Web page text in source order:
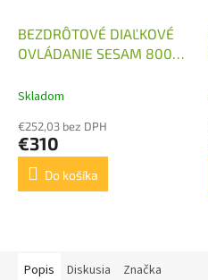
BEZDRÔTOVÉ DIAĽKOVÉ
OVLÁDANIE SESAM 800
PROGRAMOVATEĽNÝ 10-
Skladom
€252,03 bez DPH
€310
Do košíka
Popis Diskusia Značka